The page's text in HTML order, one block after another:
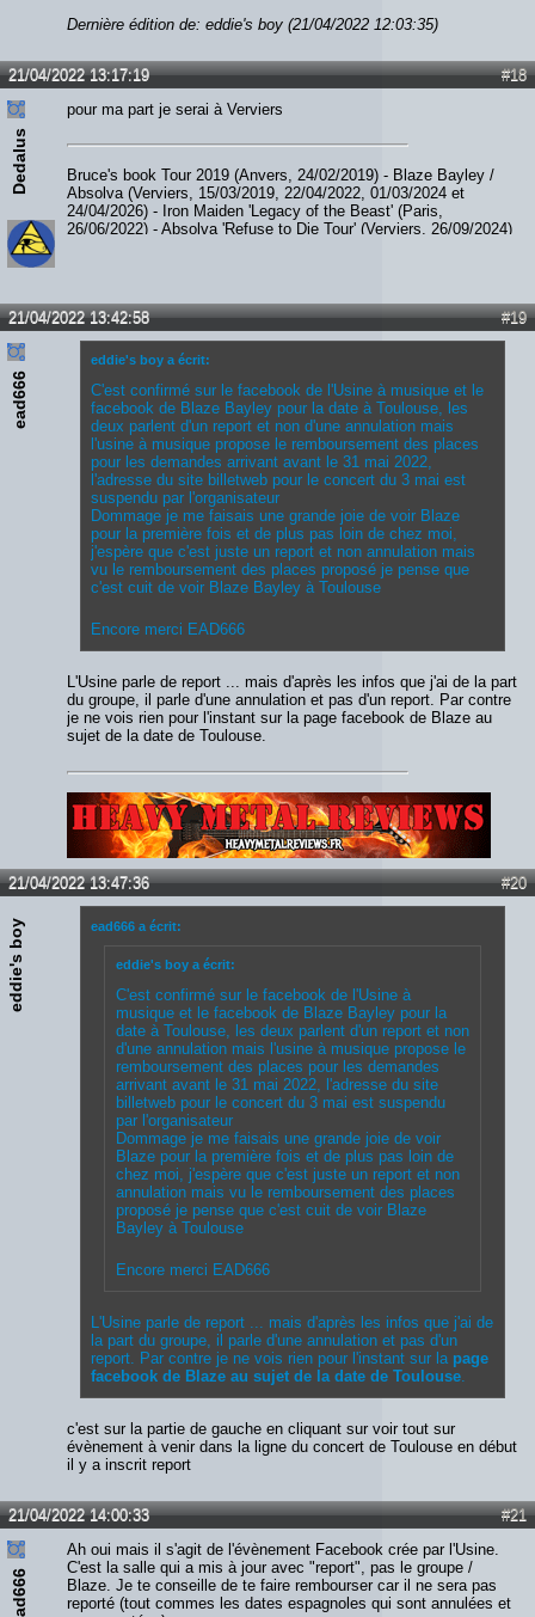
Dernière édition de: eddie's boy (21/04/2022 12:03:35)
#18
21/04/2022 13:17:19
Dedalus
pour ma part je serai à Verviers
Bruce's book Tour 2019 (Anvers, 24/02/2019) - Blaze Bayley /
Absolva (Verviers, 15/03/2019, 22/04/2022, 01/03/2024 et
24/04/2026) - Iron Maiden 'Legacy of the Beast' (Paris,
26/06/2022) - Absolva 'Refuse to Die Tour' (Verviers, 26/09/2024)
#19
21/04/2022 13:42:58
ead666
eddie's boy a écrit:
C'est confirmé sur le facebook de l'Usine à musique et le
facebook de Blaze Bayley pour la date à Toulouse, les
deux parlent d'un report et non d'une annulation mais
l'usine à musique propose le remboursement des places
pour les demandes arrivant avant le 31 mai 2022,
l'adresse du site billetweb pour le concert du 3 mai est
suspendu par l'organisateur
Dommage je me faisais une grande joie de voir Blaze
pour la première fois et de plus pas loin de chez moi,
j'espère que c'est juste un report et non annulation mais
vu le remboursement des places proposé je pense que
c'est cuit de voir Blaze Bayley à Toulouse
Encore merci EAD666
L'Usine parle de report ... mais d'après les infos que j'ai de la part
du groupe, il parle d'une annulation et pas d'un report. Par contre
je ne vois rien pour l'instant sur la page facebook de Blaze au
sujet de la date de Toulouse.
Lien :http://heavymetalreviews.fr/
#20
21/04/2022 13:47:36
eddie's boy ead666 a écrit:
eddie's boy a écrit:
C'est confirmé sur le facebook de l'Usine à
musique et le facebook de Blaze Bayley pour la
date à Toulouse, les deux parlent d'un report et non
d'une annulation mais l'usine à musique propose le
remboursement des places pour les demandes
arrivant avant le 31 mai 2022, l'adresse du site
billetweb pour le concert du 3 mai est suspendu
par l'organisateur
Dommage je me faisais une grande joie de voir
Blaze pour la première fois et de plus pas loin de
chez moi, j'espère que c'est juste un report et non
annulation mais vu le remboursement des places
proposé je pense que c'est cuit de voir Blaze
Bayley à Toulouse
Encore merci EAD666
L'Usine parle de report ... mais d'après les infos que j'ai de
la part du groupe, il parle d'une annulation et pas d'un
report. Par contre je ne vois rien pour l'instant sur la page
facebook de Blaze au sujet de la date de Toulouse
c'est sur la partie de gauche en cliquant sur voir tout sur
évènement à venir dans la ligne du concert de Toulouse en début
il y a inscrit report
#21
21/04/2022 14:00:33
ead666
Ah oui mais il s'agit de l'évènement Facebook crée par l'Usine.
C'est la salle qui a mis à jour avec "report", pas le groupe /
Blaze. Je te conseille de te faire rembourser car il ne sera pas
reporté (tout commes les dates espagnoles qui sont annulées et